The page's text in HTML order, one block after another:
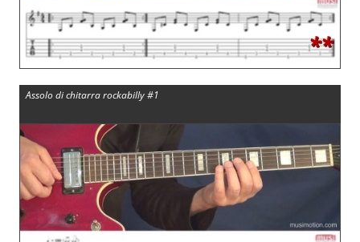
**
Assolo di chitarra rockabilly #1